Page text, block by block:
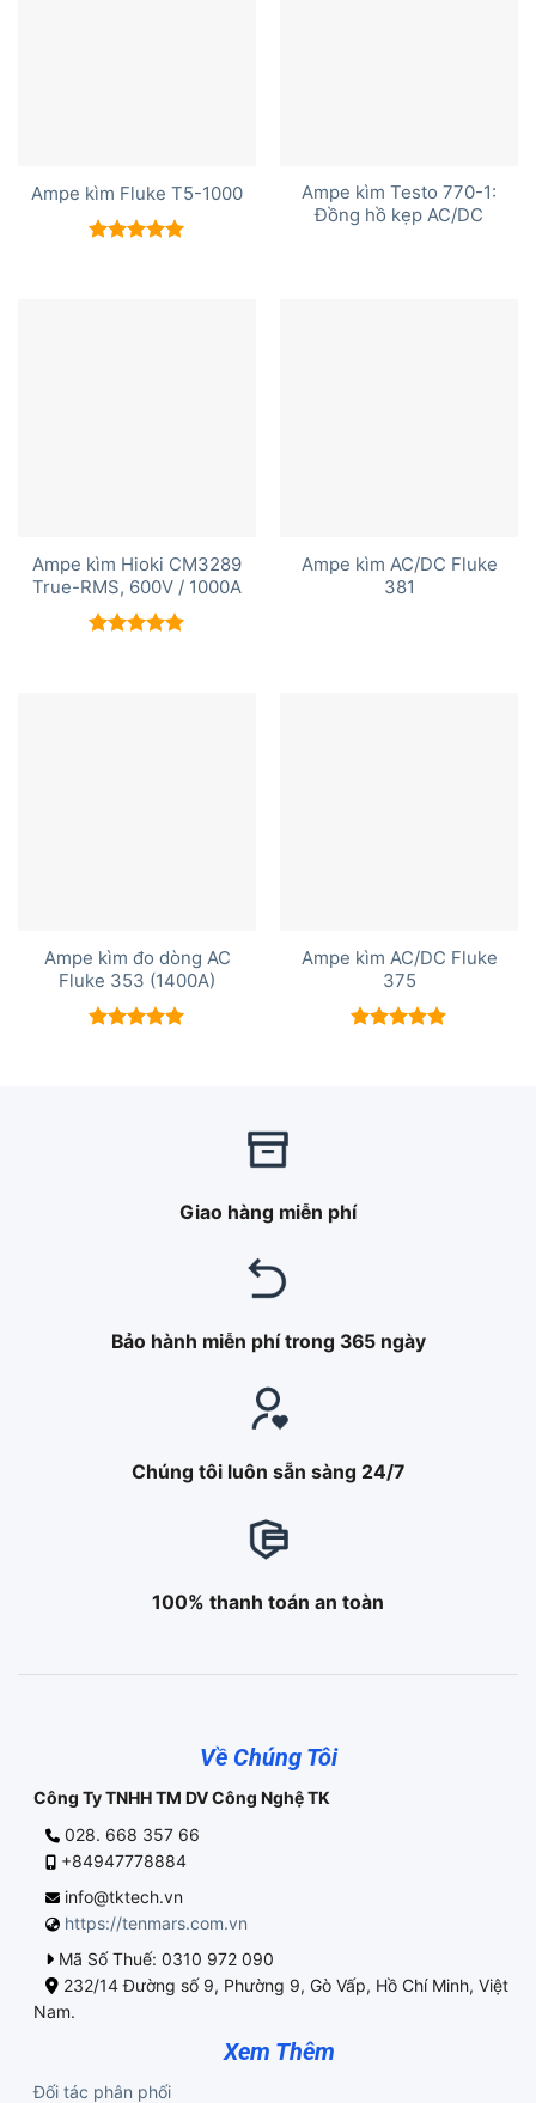
Ampe kìm Fluke T5-1000
Ampe kìm Testo 770-1:
Đồng hồ kẹp AC/DC
Ampe kìm Hioki CM3289
True-RMS, 600V / 1000A
Ampe kìm AC/DC Fluke
381
Ampe kìm đo dòng AC
Fluke 353 (1400A)
Ampe kìm AC/DC Fluke
375
Giao hàng miễn phí
Bảo hành miễn phí trong 365 ngày
Chúng tôi luôn sẵn sàng 24/7
100% thanh toán an toàn
Về Chúng Tôi
Công Ty TNHH TM DV Công Nghệ TK
028. 668 357 66
+84947778884
info@tktech.vn
https://tenmars.com.vn
Mã Số Thuế: 0310 972 090
232/14 Đường số 9, Phường 9, Gò Vấp, Hồ Chí Minh, Việt
Nam.
Xem Thêm
Đối tác phân phối